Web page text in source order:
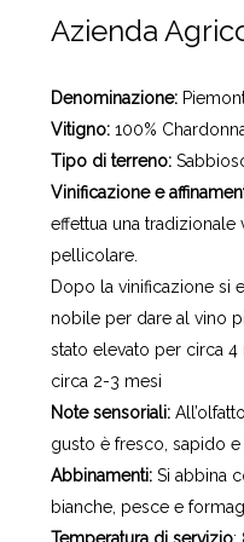
Azienda
Denominazione:
Vitigno: 100%
Tipo di terreno:
Vinificazione e
effettua una
pellicolare.
Dopo la vinificazione si
nobile per dare al vino
stato elevato per circa
circa 2-3 mesi
Note sensoriali:
gusto è fresco, sapido e
Abbinamenti: Si abbina
bianche, pesce e